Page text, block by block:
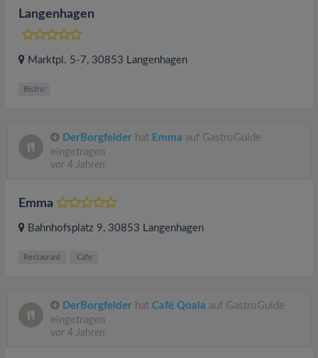
Langenhagen
Marktpl. 5-7, 30853 Langenhagen
Bistro
DerBorgfelder hat Emma auf GastroGuide
eingetragen
vor 4 Jahren
Emma
Bahnhofsplatz 9, 30853 Langenhagen
Restaurant Cafe
DerBorgfelder hat Café Qoala auf GastroGuide
eingetragen
vor 4 Jahren